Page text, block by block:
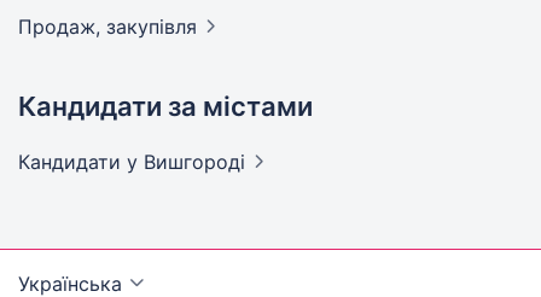
Продаж, закупівля
Кандидати за містами
Кандидати у Вишгороді
Українська